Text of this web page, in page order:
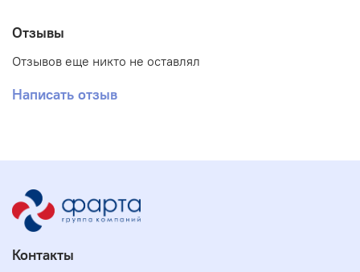
Отзывы
Отзывов еще никто не оставлял
Написать отзыв
Контакты